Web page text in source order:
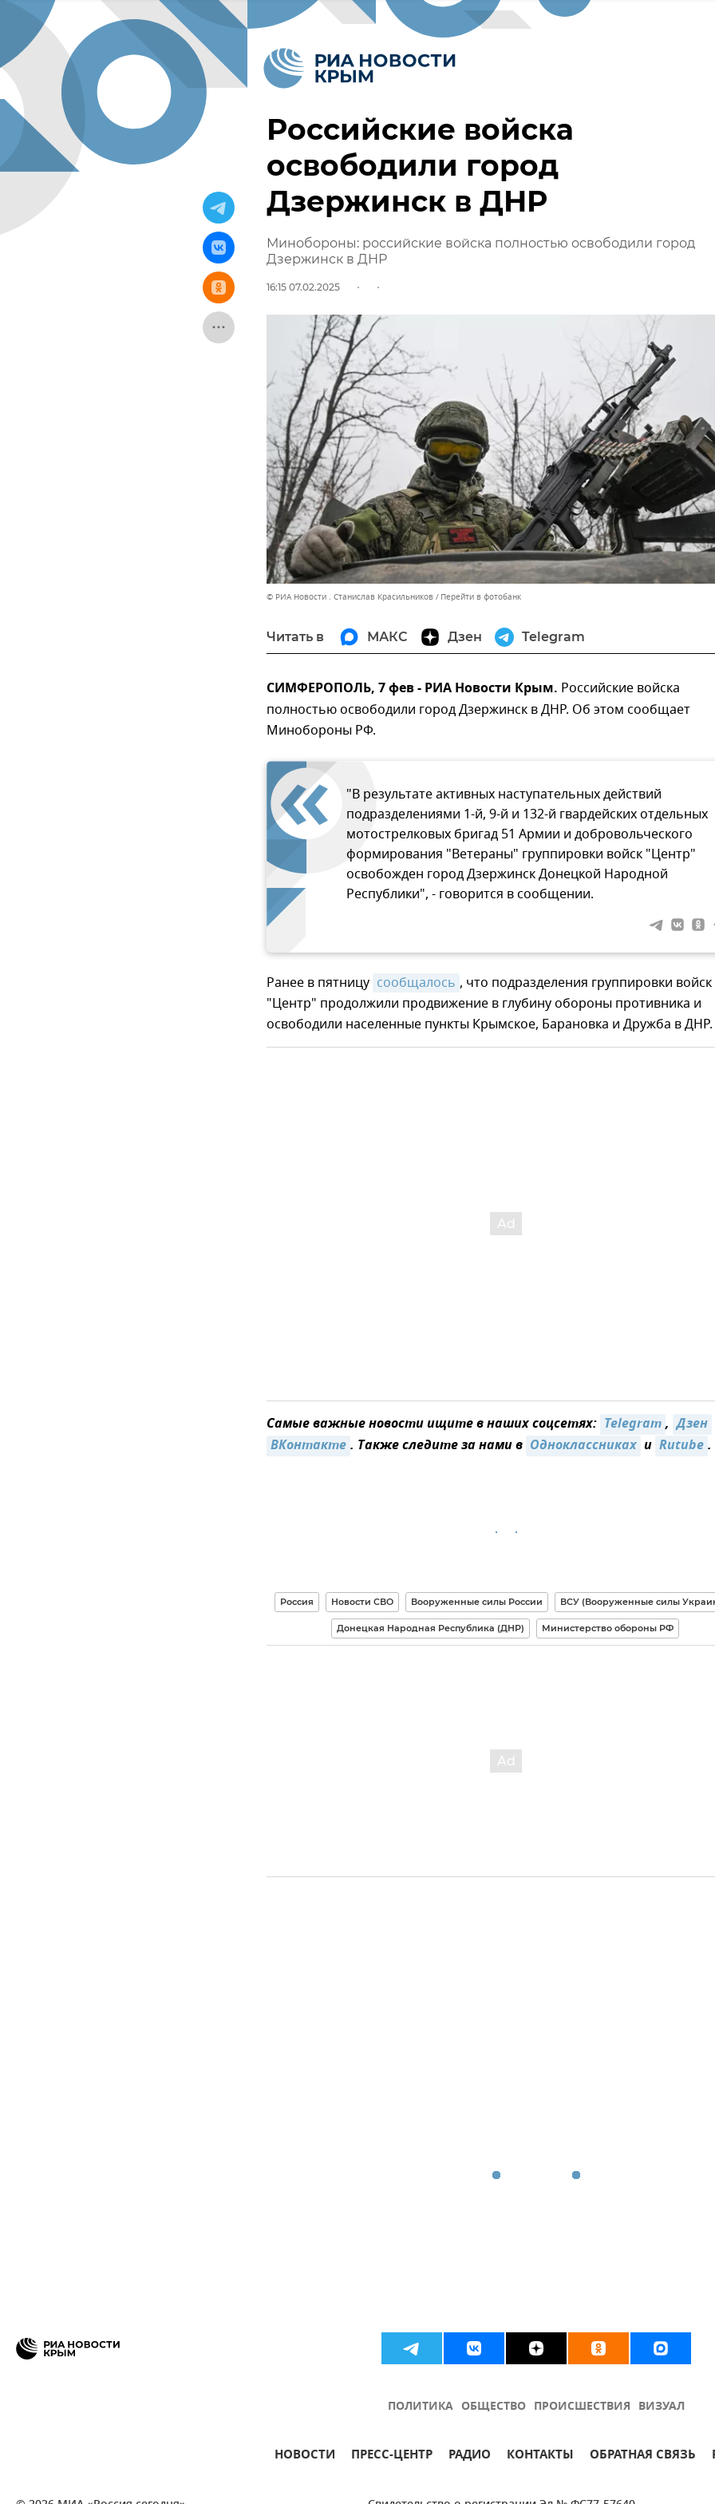
Российские войска
освободили город
Дзержинск в ДНР
Минобороны: российские войска полностью освободили город
Дзержинск в ДНР
16:15 07.02.2025
© РИА Новости . Станислав Красильников Перейти в фотобанк
Читать в МАКС Дзен Telegram
СИМФЕРОПОЛЬ, 7 фев - РИА Новости Крым. Российские войска
полностью освободили город Дзержинск в ДНР. Об этом сообщает
Минобороны РФ.
"В результате активных наступательных действий
подразделениями 1-й, 9-й и 132-й гвардейских отдельных
мотострелковых бригад 51 Армии и добровольческого
формирования "Ветераны" группировки войск "Центр"
освобожден город Дзержинск Донецкой Народной
Республики", - говорится в сообщении.
Ранее в пятницу сообщалось , что подразделения группировки войск
"Центр" продолжили продвижение в глубину обороны противника и
освободили населенные пункты Крымское, Барановка и Дружба в ДНР.
Самые важные новости ищите в наших соцсетях: Telegram, Дзен
ВКонтакте. Также следите за нами в Одноклассниках и Rutube.
Россия Новости СВО Вооруженные силы России ВСУ (Вооруженные силы
Донецкая Народная Республика (ДНР) Министерство обороны РФ
ПОЛИТИКА ОБЩЕСТВО ПРОИСШЕСТВИЯ ВИЗУАЛ
НОВОСТИ ПРЕСС-ЦЕНТР РАДИО КОНТАКТЫ ОБРАТНАЯ СВЯЗЬ